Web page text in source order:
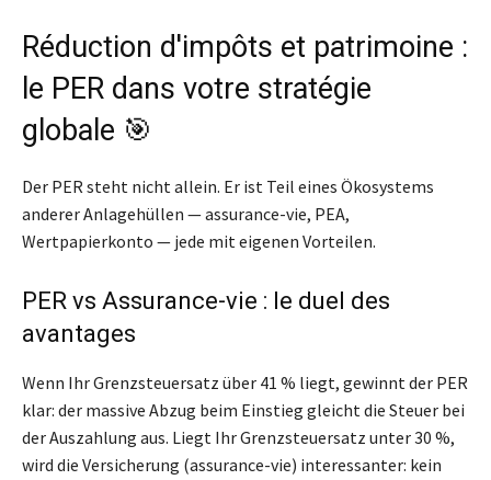
Réduction d'impôts et patrimoine :
le PER dans votre stratégie
globale 🎯
Der PER steht nicht allein. Er ist Teil eines Ökosystems
anderer Anlagehüllen — assurance-vie, PEA,
Wertpapierkonto — jede mit eigenen Vorteilen.
PER vs Assurance-vie : le duel des
avantages
Wenn Ihr Grenzsteuersatz über 41 % liegt, gewinnt der PER
klar: der massive Abzug beim Einstieg gleicht die Steuer bei
der Auszahlung aus. Liegt Ihr Grenzsteuersatz unter 30 %,
wird die Versicherung (assurance-vie) interessanter: kein